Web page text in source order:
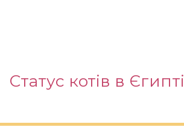
Статус котів в Єгипті